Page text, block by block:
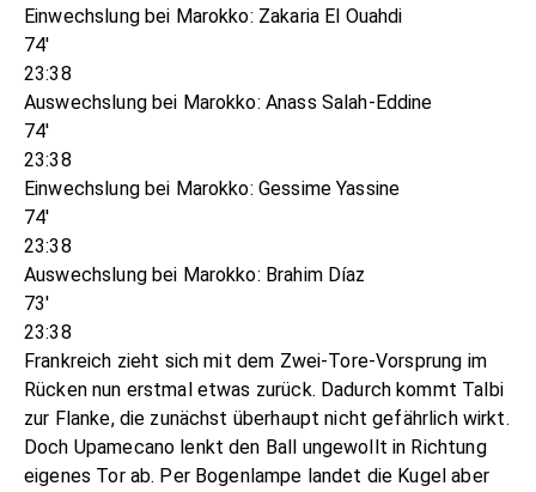
Einwechslung bei Marokko: Zakaria El Ouahdi
74'
23:38
Auswechslung bei Marokko: Anass Salah-Eddine
74'
23:38
Einwechslung bei Marokko: Gessime Yassine
74'
23:38
Auswechslung bei Marokko: Brahim Díaz
73'
23:38
Frankreich zieht sich mit dem Zwei-Tore-Vorsprung im
Rücken nun erstmal etwas zurück. Dadurch kommt Talbi
zur Flanke, die zunächst überhaupt nicht gefährlich wirkt.
Doch Upamecano lenkt den Ball ungewollt in Richtung
eigenes Tor ab. Per Bogenlampe landet die Kugel aber